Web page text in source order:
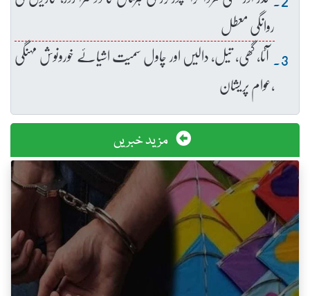
روانگی معطل
آٹا، گھی، تیل، دالیں اور چاول سمیت اشیائے خورونوش مہنگی
،عوام پریشان
مزید خبریں